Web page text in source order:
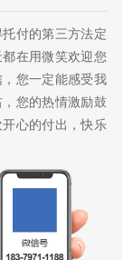
付的第三方法定
在用微笑欢迎您
您一定能感受我
您的热情激励鼓
心的付出，快乐